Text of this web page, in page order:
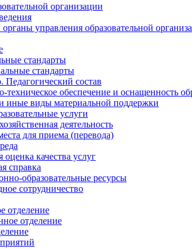
организации
управления образовательной
стандарты
стандарты
Педагогический состав
техническое обеспечение и оснащенность
иные виды материальной поддержки
услуги
деятельность
для приема (перевода)
оценка качества услуг
справка
образовательные ресурсы
сотрудничество
отделение
отделение